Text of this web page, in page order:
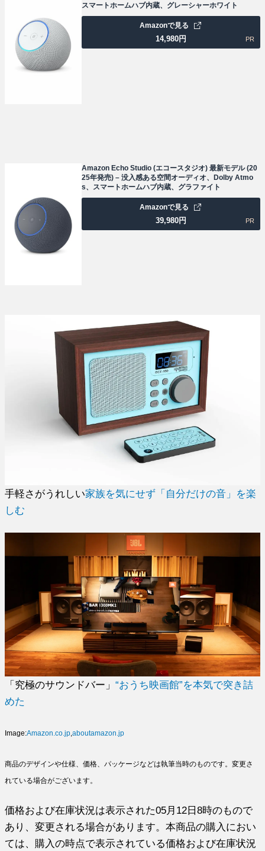
スマートホームハブ内蔵、グレーシャーホワイト
14,980円
Amazonで見る
PR
Amazon Echo Studio (エコースタジオ) 最新モデル (20
25年発売) – 没入感ある空間オーディオ、Dolby Atmo
s、スマートホームハブ内蔵、グラファイト
39,980円
Amazonで見る
PR
手軽さがうれしい家族を気にせず「自分だけの音」を楽
しむ
「究極のサウンドバー」“おうち映画館”を本気で突き詰
めた
Image:Amazon.co.jp ,aboutamazon.jp
商品のデザインや仕様、価格、パッケージなどは執筆当時のものです。変更さ
れている場合がございます。
価格および在庫状況は表示された05月12日8時のもので
あり、変更される場合があります。本商品の購入におい
ては、購入の時点で表示されている価格および在庫状況